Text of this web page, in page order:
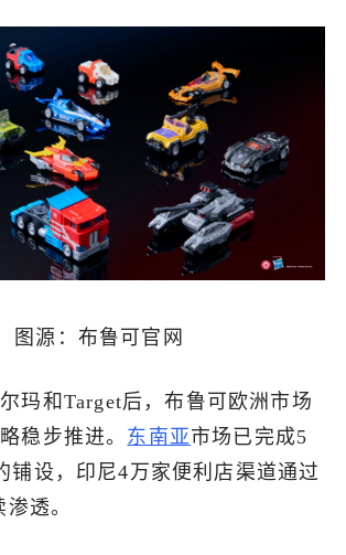
图源：布鲁可官网
玛和Target后，布鲁可欧洲市场
稳步推进。 东南亚市场已完成5
铺设，印尼4万家便利店渠道通过
透。